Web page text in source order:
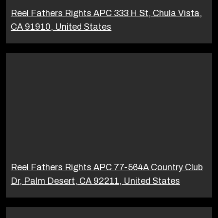
Reel Fathers Rights APC 333 H St, Chula Vista,
CA 91910, United States
Reel Fathers Rights APC 77-564A Country Club
Dr, Palm Desert, CA 92211, United States